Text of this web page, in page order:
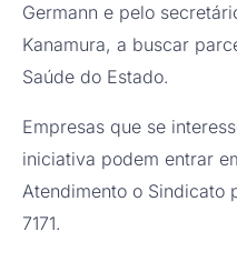
Germann e pelo
Kanamura, a buscar
Saúde do Estado.
Empresas que se
iniciativa podem entrar
Atendimento o Sindicato
7171.